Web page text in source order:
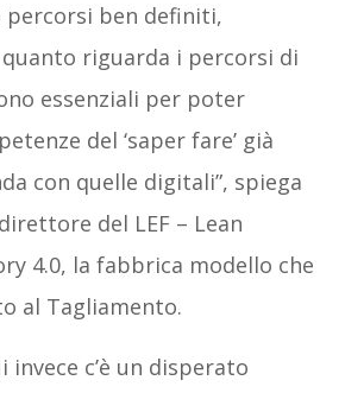
percorsi ben definiti,
riguarda i percorsi di
essenziali per poter
del ‘saper fare’ già
con quelle digitali”, spiega
del LEF – Lean
4.0, la fabbrica modello che
al Tagliamento.
invece c’è un disperato